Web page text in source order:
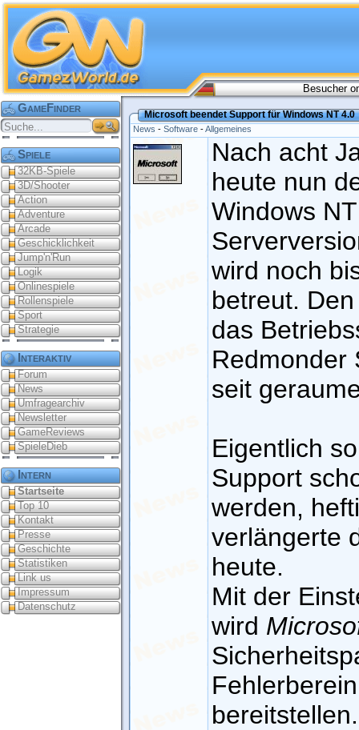
Besucher
GameFinder
Spiele
32KB-Spiele
3D/Shooter
Action
Adventure
Arcade
Geschicklichkeit
Jump'n'Run
Logik
Onlinespiele
Rollenspiele
Sport
Strategie
Interaktiv
Forum
News
Umfragearchiv
Newsletter
GameReviews
SpieleDieb
Intern
Startseite
Top 10
Kontakt
Presse
Geschichte
Statistiken
Link us
Impressum
Datenschutz
Microsoft beendet Support für Windows NT 4.0
News - Software -Allgemeines
Nach acht
heute nun
Windows
wird noch
betreut.
das
Redmonder
seit
Eigentlich
Support
werden,
verlängerte
heute.
Mit der
wird
bereitstellen.